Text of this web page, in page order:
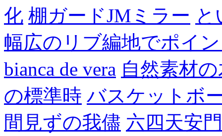
化 棚ガードJMミラー
幅広のリブ編地でポイ
bianca de vera 自然素材
の標準時 バスケットボ
間見ずの我儘 六四天安門